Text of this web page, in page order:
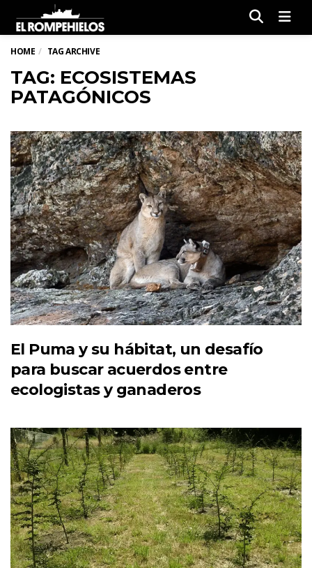
HOME TAG ARCHIVE
TAG: ECOSISTEMAS
PATAGÓNICOS
El Puma y su hábitat, un desafío
para buscar acuerdos entre
ecologistas y ganaderos